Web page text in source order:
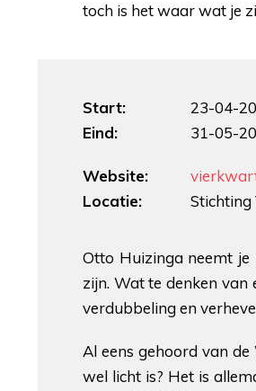
toch is het waar wat je
Start:
23-04-
Eind:
31-05-
Website:
Locatie:
Otto Huizinga neemt
zijn. Wat te denken
verdubbeling en
Al eens gehoord van
wel licht is? Het is